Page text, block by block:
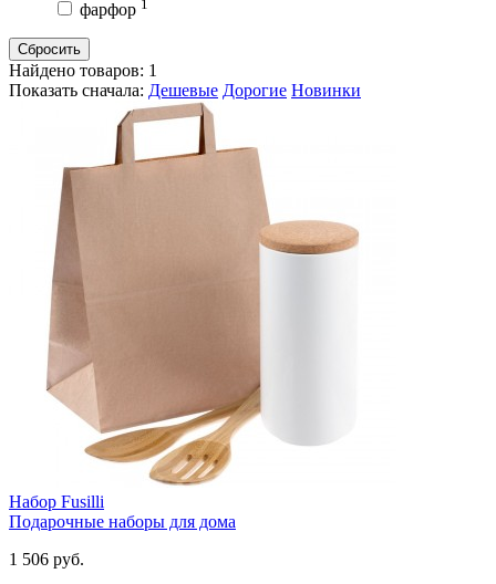
фарфор 1
Сбросить
Найдено товаров: 1
Показать сначала: Дешевые Дорогие Новинки
Набор Fusilli
Подарочные наборы для дома
1 506 руб.